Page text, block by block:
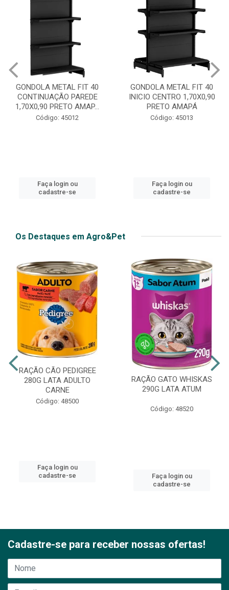
METAL FIT 40
CONTINUAÇÃO PAREDE
PRETO AMAP...
Código: 45012
Faça login ou
cadastre-se
GONDOLA METAL FIT 40
INICIO CENTRO 1,70X0,90
PRETO AMAPÁ
Código: 45013
Faça login ou
cadastre-se
Os Destaques em Agro&Pet
RAÇÃO CÃO PEDIGREE
280G LATA ADULTO
CARNE
Código: 48500
Faça login ou
cadastre-se
RAÇÃO GATO WHISKAS
290G LATA ATUM
Código: 48520
Faça login ou
cadastre-se
Cadastre-se para receber nossas ofertas!